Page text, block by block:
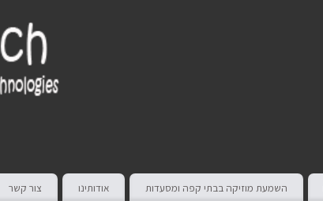
השמעת מוזיקה בבתי קפה ומסעדות אודותינו צור קשר